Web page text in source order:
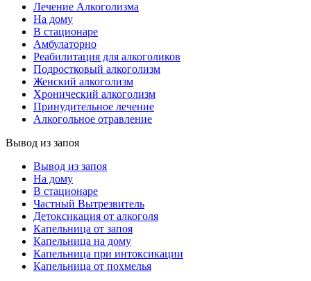
Лечение Алкоголизма
На дому
В стационаре
Амбулаторно
Реабилитация для алкоголиков
Подростковый алкоголизм
Женский алкоголизм
Хронический алкоголизм
Принудительное лечение
Алкогольное отравление
Вывод из запоя
Вывод из запоя
На дому
В стационаре
Частный Вытрезвитель
Детоксикация от алкоголя
Капельница от запоя
Капельница на дому
Капельница при интоксикации
Капельница от похмелья